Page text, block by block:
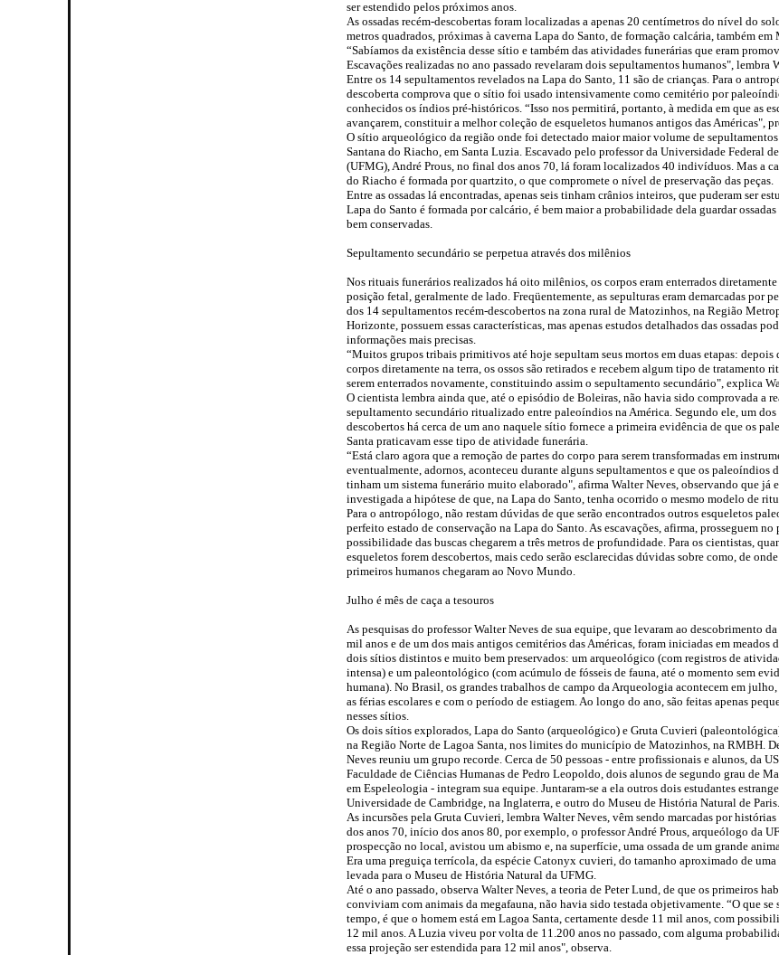
ser estendido pelos próximos anos.
As ossadas recém-descobertas foram localizadas a apenas 20 centímetros do nível do
metros quadrados, próximas à caverna Lapa do Santo, de formação calcária, também
“Sabíamos da existência desse sítio e também das atividades funerárias que eram
Escavações realizadas no ano passado revelaram dois sepultamentos humanos", lembra
Entre os 14 sepultamentos revelados na Lapa do Santo, 11 são de crianças. Para o
descoberta comprova que o sítio foi usado intensivamente como cemitério por
conhecidos os índios pré-históricos. “Isso nos permitirá, portanto, à medida em que as
avançarem, constituir a melhor coleção de esqueletos humanos antigos das Américas",
O sítio arqueológico da região onde foi detectado maior maior volume de sepultamentos
Santana do Riacho, em Santa Luzia. Escavado pelo professor da Universidade Federal
(UFMG), André Prous, no final dos anos 70, lá foram localizados 40 indivíduos. Mas a
do Riacho é formada por quartzito, o que compromete o nível de preservação das peças.
Entre as ossadas lá encontradas, apenas seis tinham crânios inteiros, que puderam ser
Lapa do Santo é formada por calcário, é bem maior a probabilidade dela guardar
bem conservadas.
Sepultamento secundário se perpetua através dos milênios
Nos rituais funerários realizados há oito milênios, os corpos eram enterrados
posição fetal, geralmente de lado. Freqüentemente, as sepulturas eram demarcadas por
dos 14 sepultamentos recém-descobertos na zona rural de Matozinhos, na Região
Horizonte, possuem essas características, mas apenas estudos detalhados das ossadas
informações mais precisas.
“Muitos grupos tribais primitivos até hoje sepultam seus mortos em duas etapas: depois
corpos diretamente na terra, os ossos são retirados e recebem algum tipo de tratamento
serem enterrados novamente, constituindo assim o sepultamento secundário", explica
O cientista lembra ainda que, até o episódio de Boleiras, não havia sido comprovada a
sepultamento secundário ritualizado entre paleoíndios na América. Segundo ele, um
descobertos há cerca de um ano naquele sítio fornece a primeira evidência de que os
Santa praticavam esse tipo de atividade funerária.
“Está claro agora que a remoção de partes do corpo para serem transformadas em
eventualmente, adornos, aconteceu durante alguns sepultamentos e que os paleoíndios
tinham um sistema funerário muito elaborado", afirma Walter Neves, observando que já
investigada a hipótese de que, na Lapa do Santo, tenha ocorrido o mesmo modelo de
Para o antropólogo, não restam dúvidas de que serão encontrados outros esqueletos
perfeito estado de conservação na Lapa do Santo. As escavações, afirma, prosseguem
possibilidade das buscas chegarem a três metros de profundidade. Para os cientistas,
esqueletos forem descobertos, mais cedo serão esclarecidas dúvidas sobre como, de
primeiros humanos chegaram ao Novo Mundo.
Julho é mês de caça a tesouros
As pesquisas do professor Walter Neves de sua equipe, que levaram ao descobrimento
mil anos e de um dos mais antigos cemitérios das Américas, foram iniciadas em meados
dois sítios distintos e muito bem preservados: um arqueológico (com registros de
intensa) e um paleontológico (com acúmulo de fósseis de fauna, até o momento sem
humana). No Brasil, os grandes trabalhos de campo da Arqueologia acontecem em
as férias escolares e com o período de estiagem. Ao longo do ano, são feitas apenas
nesses sítios.
Os dois sítios explorados, Lapa do Santo (arqueológico) e Gruta Cuvieri
na Região Norte de Lagoa Santa, nos limites do município de Matozinhos, na RMBH.
Neves reuniu um grupo recorde. Cerca de 50 pessoas - entre profissionais e alunos, da
Faculdade de Ciências Humanas de Pedro Leopoldo, dois alunos de segundo grau de
em Espeleologia - integram sua equipe. Juntaram-se a ela outros dois estudantes
Universidade de Cambridge, na Inglaterra, e outro do Museu de História Natural de Paris.
As incursões pela Gruta Cuvieri, lembra Walter Neves, vêm sendo marcadas por
dos anos 70, início dos anos 80, por exemplo, o professor André Prous, arqueólogo da
prospecção no local, avistou um abismo e, na superfície, uma ossada de um grande
Era uma preguiça terrícola, da espécie Catonyx cuvieri, do tamanho aproximado de uma
levada para o Museu de História Natural da UFMG.
Até o ano passado, observa Walter Neves, a teoria de Peter Lund, de que os primeiros
conviviam com animais da megafauna, não havia sido testada objetivamente. “O que se
tempo, é que o homem está em Lagoa Santa, certamente desde 11 mil anos, com
12 mil anos. A Luzia viveu por volta de 11.200 anos no passado, com alguma
essa projeção ser estendida para 12 mil anos", observa.